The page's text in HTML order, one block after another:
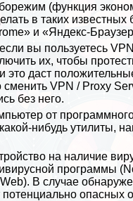
(функция
в таких известных
и «Яндекс-
вы пользуетесь
их, чтобы
это даст
сменить VPN / Proxy
без него.
от
нибудь утилиты,
на наличие
программы
В случае
потенциально опасных